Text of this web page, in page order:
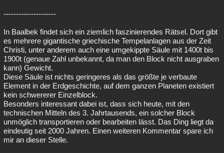
---------------------
In Baalbek findet sich ein ziemlich faszinierendes Rätsel. Dort gibt
es mehrere gigantische griechische Tempelanlagen aus der Zeit
Christi, unter anderem auch eine umgekippte Säule mit 1400t bis
1900t (genaue Zahl unbekannt, da man den Block nicht ausgraben
kann) Gewicht.
Diese Säule ist nichts geringeres als das größte je verbaute
Element in der Erdgeschichte, auf dem ganzen Planeten existiert
kein schwererer Einzelblock.
Besonders interessant dabei ist, dass sich heute, mit den
technischen Mitteln des 3. Jahrtausends, ein solcher Block
unmöglich transportieren oder bearbeiten lässt. Das Ding liegt da
eindeutig seit 2000 Jahren. Einen weiteren Kommentar spare ich
mir an dieser Stelle.